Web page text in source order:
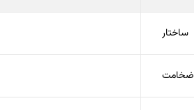
ساختار
ضخامت